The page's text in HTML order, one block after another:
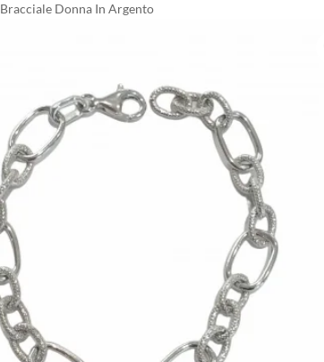
Bracciale Donna In Argento